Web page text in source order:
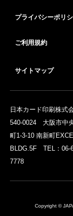
プライバシーポリ
ご利用規約
サイトマップ
日本カード印刷株式
540-0024 大阪市中
町1-3-10 南新町
BLDG.5F TEL：06-
7778
Copyright ©